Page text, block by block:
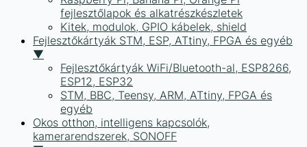
fejlesztőlapok és alkatrészkészletek
Kitek, modulok, GPIO kábelek, shield
Fejlesztőkártyák STM, ESP, ATtiny, FPGA és egyéb
▼
Fejlesztőkártyák WiFi/Bluetooth-al, ESP8266,
ESP12, ESP32
STM, BBC, Teensy, ARM, ATtiny, FPGA és
egyéb
Okos otthon, intelligens kapcsolók,
kamerarendszerek, SONOFF